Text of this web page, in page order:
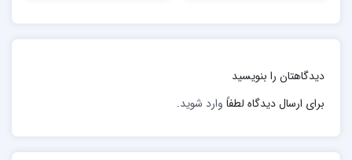
دیدگاهتان را بنویسید
برای ارسال دیدگاه لطفاً وارد شوید.